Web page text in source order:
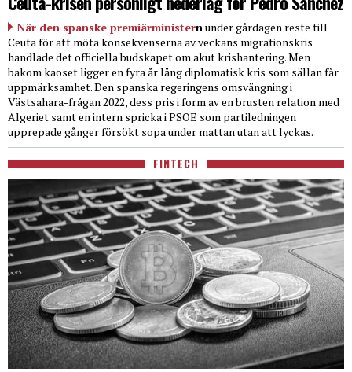
När den spanske premiärministernunder gårdagen reste till
Ceuta för att möta konsekvenserna av veckans migrationskris
handlade det officiella budskapet om akut krishantering. Men
bakom kaoset ligger en fyra år lång diplomatisk kris som sällan får
uppmärksamhet. Den spanska regeringens omsvängning i
Västsahara-frågan 2022, dess pris i form av en brusten relation med
Algeriet samt en intern spricka i PSOE som partiledningen
upprepade gånger försökt sopa under mattan utan att lyckas.
FINTECH